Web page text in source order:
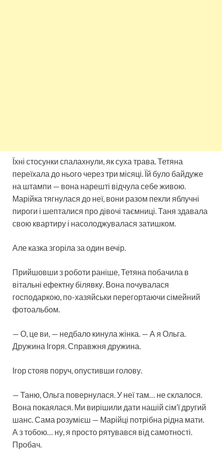
Їхні стосунки спалахнули, як суха трава. Тетяна
переїхала до нього через три місяці. Їй було байдуже
на штампи — вона нарешті відчула себе живою.
Марійка тягнулася до неї, вони разом пекли яблучні
пироги і шепталися про дівочі таємниці. Таня здавала
свою квартиру і насолоджувалася затишком.
Але казка згоріла за один вечір.
Прийшовши з роботи раніше, Тетяна побачила в
вітальні ефектну білявку. Вона почувалася
господаркою, по-хазяйськи перегортаючи сімейний
фотоальбом.
— О, це ви, — недбало кинула жінка. — А я Ольга.
Дружина Ігоря. Справжня дружина.
Ігор стояв поруч, опустивши голову.
— Таню, Ольга повернулася. У неї там… не склалося.
Вона покаялася. Ми вирішили дати нашій сім’ї другий
шанс. Сама розумієш — Марійці потрібна рідна мати.
А з тобою… ну, я просто рятувався від самотності.
Пробач.